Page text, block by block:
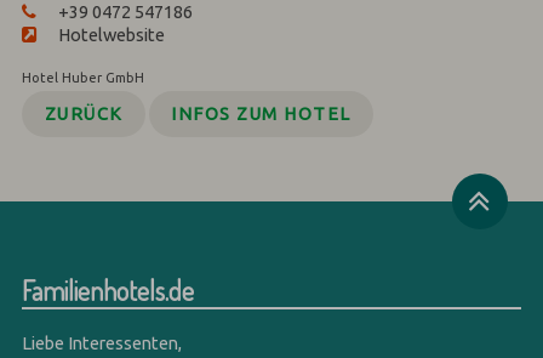
+39 0472 547186
Hotelwebsite
Hotel Huber GmbH
ZURÜCK INFOS ZUM HOTEL
Familienhotels.de
Liebe Interessenten,